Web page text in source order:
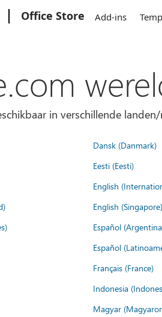
Office Store Add-ins
in verschillende
Dansk (Danmark)
Eesti (Eesti)
English
English (Singapore)
Español
Español
Français (France)
Indonesia
Magyar